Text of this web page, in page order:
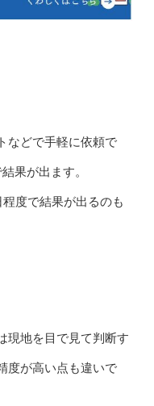
などで手軽に依頼で
果が出ます。
度で結果が出るのも
現地を目で見て判断す
度が高い点も違いで